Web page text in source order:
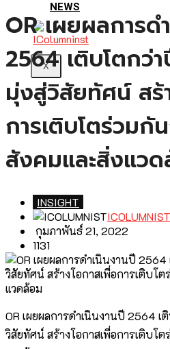
NEWS
X
OR เผยผลการด
2564 เติบโตกว่
มุ่งสู่วิสัยทัศน์ สร้
การเติบโตร่วมกั
สังคมและสิ่งแว
INSIGHT
ICOLUMNIST
กุมภาพันธ์ 21, 2022
1131
OR เผยผลการดำเนินงานปี 2564
วิสัยทัศน์ สร้างโอกาสเพื่อการเติบโ